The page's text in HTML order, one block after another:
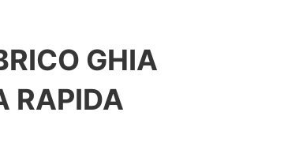
GHIA
RAPIDA